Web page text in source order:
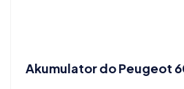
Akumulator do Peugeot